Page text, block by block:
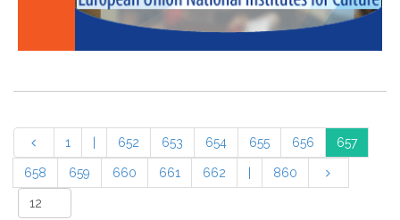
1 652 653 654 655 656 657
658 659 660 661 662 860